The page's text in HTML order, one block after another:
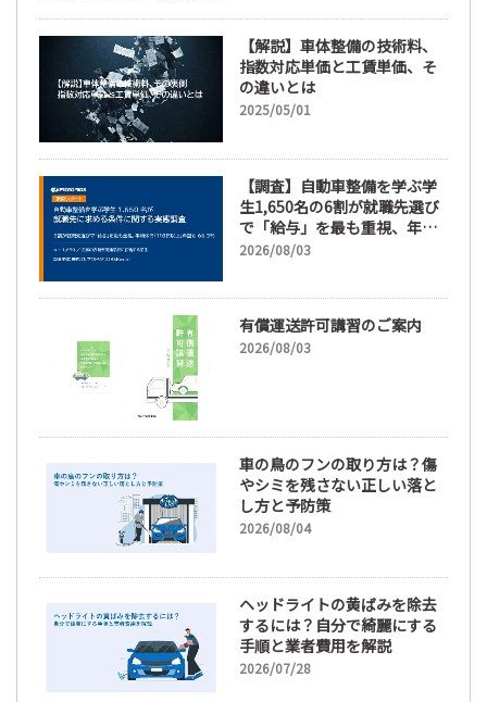
【解説】車体整備の技術料、
指数対応単価と工賃単価、そ
の違いとは
2025/05/01
【調査】自動車整備を学ぶ学
生1,650名の6割が就職先選び
で「給与」を最も重視、年間
休日「110日以上」希望も
2026/08/03
有償運送許可講習のご案内
2026/08/03
車の鳥のフンの取り方は？傷
やシミを残さない正しい落と
し方と予防策
2026/08/04
ヘッドライトの黄ばみを除去
するには？自分で綺麗にする
手順と業者費用を解説
2026/07/28